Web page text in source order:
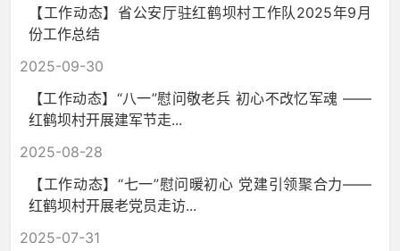
【工作动态】省公安厅驻红鹤坝村工作队2025年9月
份工作总结
2025-09-30
【工作动态】“八一”慰问敬老兵 初心不改忆军魂 ——
红鹤坝村开展建军节走...
2025-08-28
【工作动态】“七一”慰问暖初心 党建引领聚合力——
红鹤坝村开展老党员走访...
2025-07-31